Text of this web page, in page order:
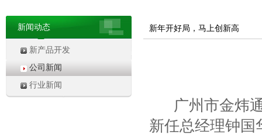
新闻动态
新产品开发
公司新闻
行业新闻
新年开好局，马上创新高
广州市金炜通
新任总经理钟国